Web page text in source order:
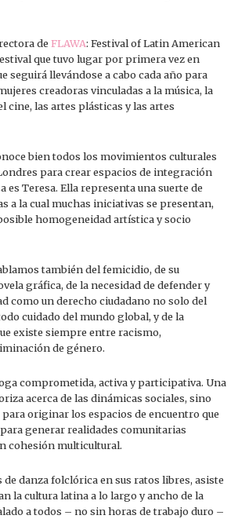
de FLAWA: Festival of Latin American
que tuvo lugar por primera vez en
seguirá llevándose a cabo cada año para
creadoras vinculadas a la música, la
cine, las artes plásticas y las artes
bien todos los movimientos culturales
para crear espacios de integración
es Teresa. Ella representa una suerte de
a la cual muchas iniciativas se presentan,
homogeneidad artística y socio
también del femicidio, de su
gráfica, de la necesidad de defender y
como un derecho ciudadano no solo del
cuidado del mundo global, y de la
existe siempre entre racismo,
de género.
comprometida, activa y participativa. Una
acerca de las dinámicas sociales, sino
para originar los espacios de encuentro que
generar realidades comunitarias
cohesión multicultural.
danza folclórica en sus ratos libres, asiste
la cultura latina a lo largo y ancho de la
a todos – no sin horas de trabajo duro –